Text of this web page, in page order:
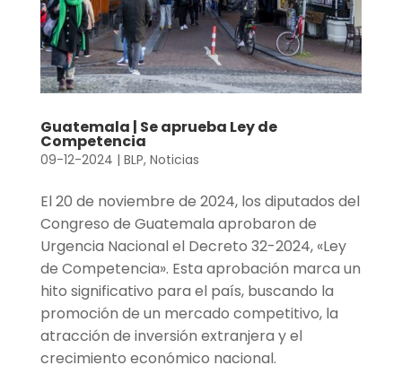
Guatemala | Se aprueba Ley de
Competencia
09-12-2024 | BLP, Noticias
El 20 de noviembre de 2024, los diputados del
Congreso de Guatemala aprobaron de
Urgencia Nacional el Decreto 32-2024, «Ley
de Competencia». Esta aprobación marca un
hito significativo para el país, buscando la
promoción de un mercado competitivo, la
atracción de inversión extranjera y el
crecimiento económico nacional.